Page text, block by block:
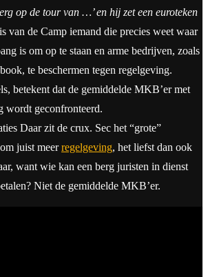
op de tour van …’ en hij zet een euroteken
van de Camp iemand die precies weet waar
is om op te staan en arme bedrijven, zoals
te beschermen tegen regelgeving.
betekent dat de gemiddelde MKB’er met
wordt geconfronteerd.
Daar zit de crux. Sec het “grote”
juist meerregelgeving, het liefst dan ook
want wie kan een berg juristen in dienst
Niet de gemiddelde MKB’er.